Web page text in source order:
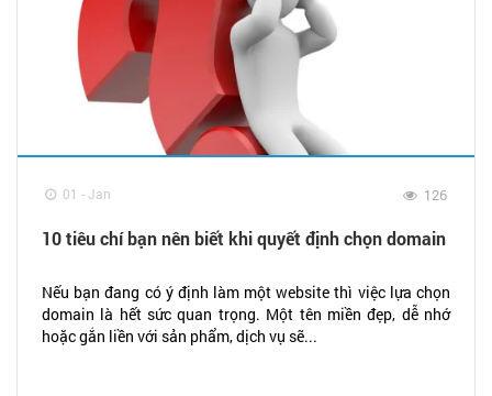
01 - Jan 126
10 tiêu chí bạn nên biết khi quyết định chọn domain
Nếu bạn đang có ý định làm một website thì việc lựa chọn
domain là hết sức quan trọng. Một tên miền đẹp, dễ nhớ
hoặc gắn liền với sản phẩm, dịch vụ sẽ...